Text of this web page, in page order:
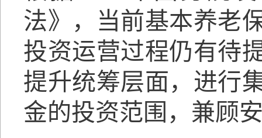
法》，当前基本养老
投资运营过程仍有待
提升统筹层面，进行
金的投资范围，兼顾